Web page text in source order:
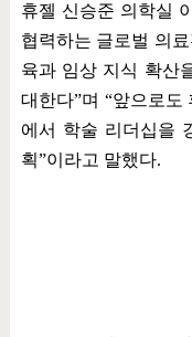
휴젤 신승준 의학실
협력하는 글로벌 의
육과 임상 지식 확산
대한다”며 “앞으로도
에서 학술 리더십을
획”이라고 말했다.